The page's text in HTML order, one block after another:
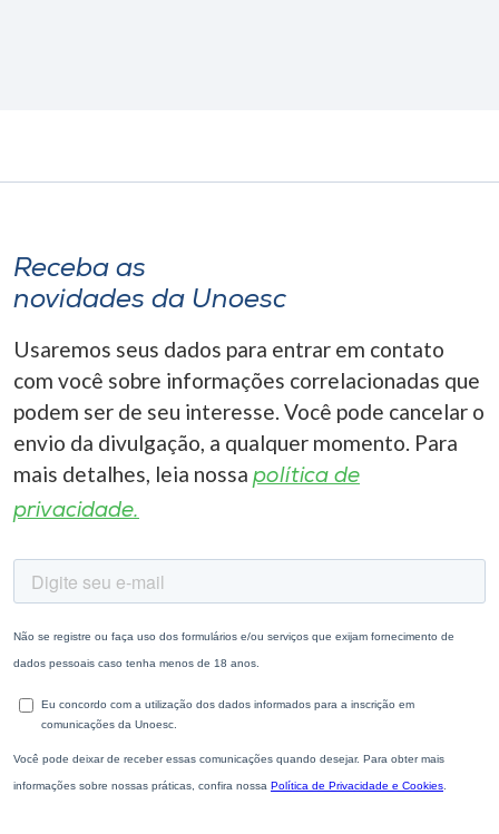
Receba as
novidades da Unoesc
Usaremos seus dados para entrar em contato
com você sobre informações correlacionadas que
podem ser de seu interesse. Você pode cancelar o
envio da divulgação, a qualquer momento. Para
mais detalhes, leia nossa política de
privacidade.